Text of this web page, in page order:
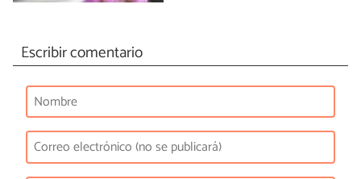
Escribir comentario